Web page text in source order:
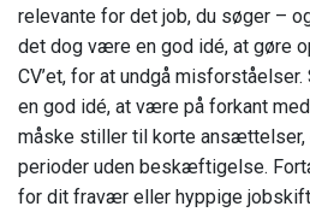
relevante for det job, du søger –
det dog være en god idé, at gøre
CV’et, for at undgå
en god idé, at være på forkant
måske stiller til korte
perioder uden beskæftigelse.
for dit fravær eller hyppige